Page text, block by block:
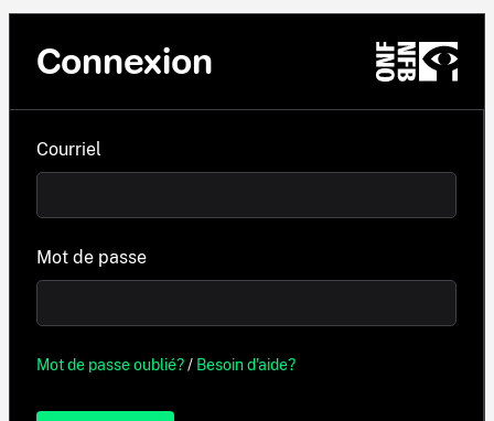
Connexion
Courriel
Mot de passe
Mot de passe oublié?/ Besoin d'aide?